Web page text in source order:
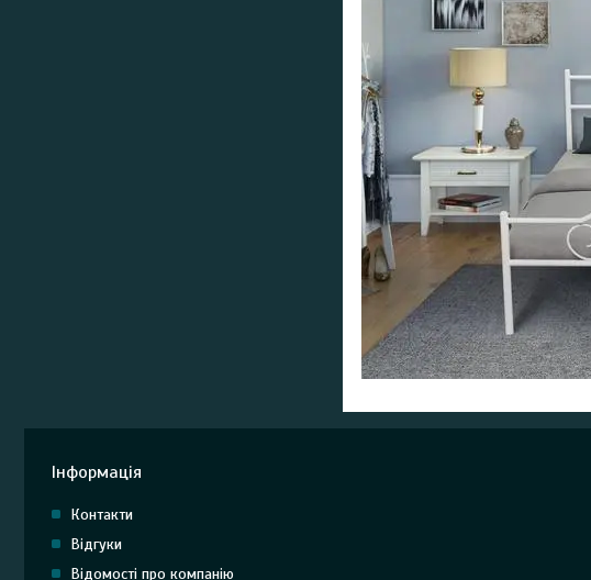
Інформація
Контакти
Відгуки
Відомості про компанію